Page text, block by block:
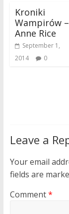
Kroniki
Wampirów –
Anne Rice
September 1,
2014
0
Leave a
Your email
fields are
Comment*